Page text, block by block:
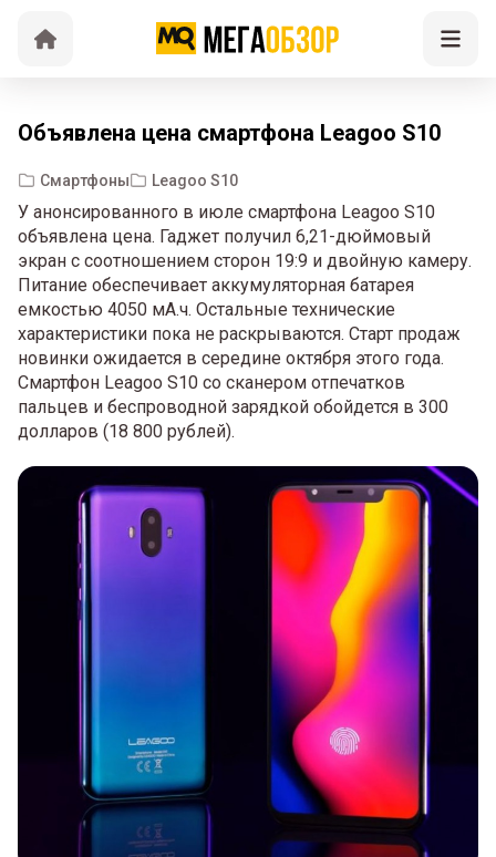
Объявлена цена смартфона Leagoo S10
Смартфоны Leagoo S10
У анонсированного в июле смартфона Leagoo S10
объявлена цена. Гаджет получил 6,21-дюймовый
экран с соотношением сторон 19:9 и двойную камеру.
Питание обеспечивает аккумуляторная батарея
емкостью 4050 мА.ч. Остальные технические
характеристики пока не раскрываются. Старт продаж
новинки ожидается в середине октября этого года.
Смартфон Leagoo S10 со сканером отпечатков
пальцев и беспроводной зарядкой обойдется в 300
долларов (18 800 рублей).